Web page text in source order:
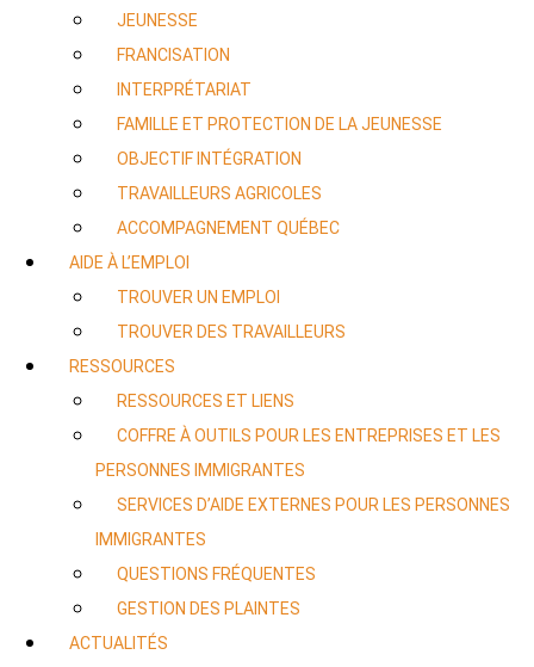
JEUNESSE
FRANCISATION
INTERPRÉTARIAT
FAMILLE ET PROTECTION DE LA JEUNESSE
OBJECTIF INTÉGRATION
TRAVAILLEURS AGRICOLES
ACCOMPAGNEMENT QUÉBEC
AIDE À L’EMPLOI
TROUVER UN EMPLOI
TROUVER DES TRAVAILLEURS
RESSOURCES
RESSOURCES ET LIENS
COFFRE À OUTILS POUR LES ENTREPRISES ET LES
PERSONNES IMMIGRANTES
SERVICES D’AIDE EXTERNES POUR LES PERSONNES
IMMIGRANTES
QUESTIONS FRÉQUENTES
GESTION DES PLAINTES
ACTUALITÉS